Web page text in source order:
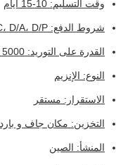
وقت التسليم: 10-15 أيام
شروط الدفع: T/T، L/C، D/A، D/P، نقداً...
القدرة على التوريد: 5000 مت
النوع: الإنزيم
الاستقرار: مستقر
التخزين: مكان جاف و بارد
المنشأ: الصين